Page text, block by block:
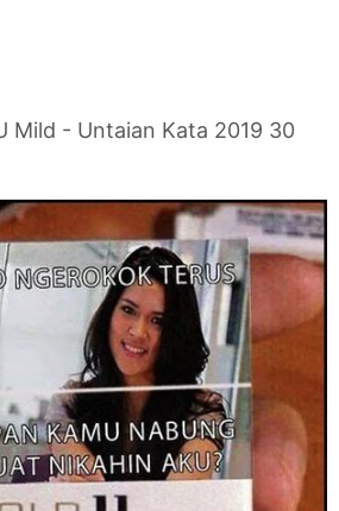
Mild - Untaian Kata 2019 30